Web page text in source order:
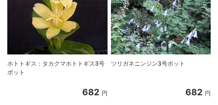
ホトトギス：タカクマホトトギス3号
ポット
682 円
ツリガネニンジン3号ポット
682 円